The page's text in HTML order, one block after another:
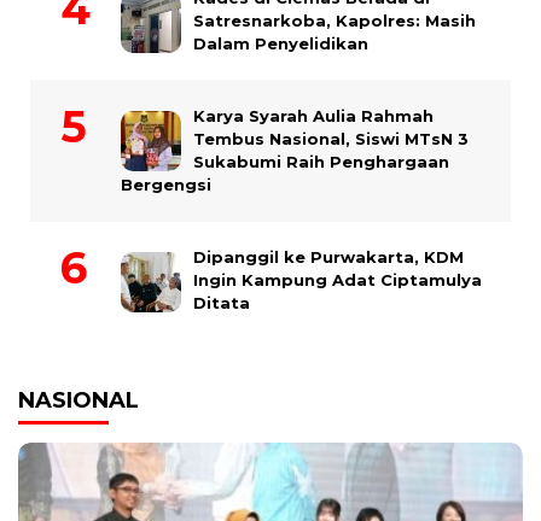
Satresnarkoba, Kapolres: Masih
Dalam Penyelidikan
Karya Syarah Aulia Rahmah
Tembus Nasional, Siswi MTsN 3
Sukabumi Raih Penghargaan
Bergengsi
Dipanggil ke Purwakarta, KDM
Ingin Kampung Adat Ciptamulya
Ditata
NASIONAL